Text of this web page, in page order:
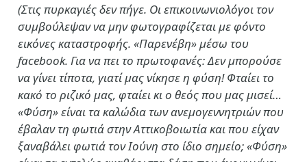
(Στις πυρκαγιές δεν πήγε. Οι επικοινωνιολόγοι τον
συμβούλεψαν να μην φωτογραφίζεται με φόντο
εικόνες καταστροφής. «Παρενέβη» μέσω του
facebook. Για να πει το πρωτοφανές: Δεν μπορούσε
να γίνει τίποτα, γιατί μας νίκησε η φύση! Φταίει το
κακό το ριζικό μας, φταίει κι ο θεός που μας μισεί…
«Φύση» είναι τα καλώδια των ανεμογεννητριών που
έβαλαν τη φωτιά στην Αττικοβοιωτία και που είχαν
ξαναβάλει φωτιά τον Ιούνη στο ίδιο σημείο; «Φύση»